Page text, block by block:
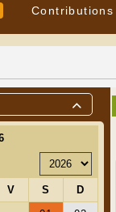
Contributions
